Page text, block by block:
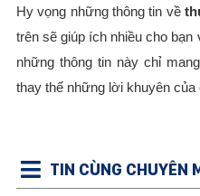
Hy vọng những thông tin về
trên sẽ giúp ích nhiều cho
những thông tin này chỉ
thay thế những lời khuyên của
TIN CÙNG CHUYÊN